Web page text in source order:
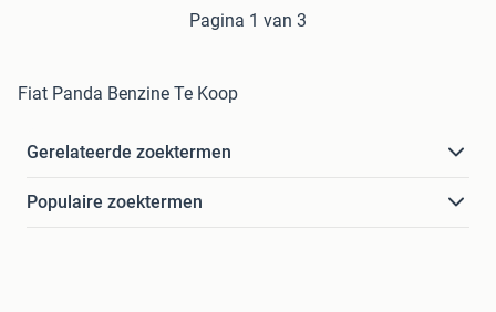
Pagina 1 van 3
Fiat Panda Benzine Te Koop
Gerelateerde zoektermen
Populaire zoektermen